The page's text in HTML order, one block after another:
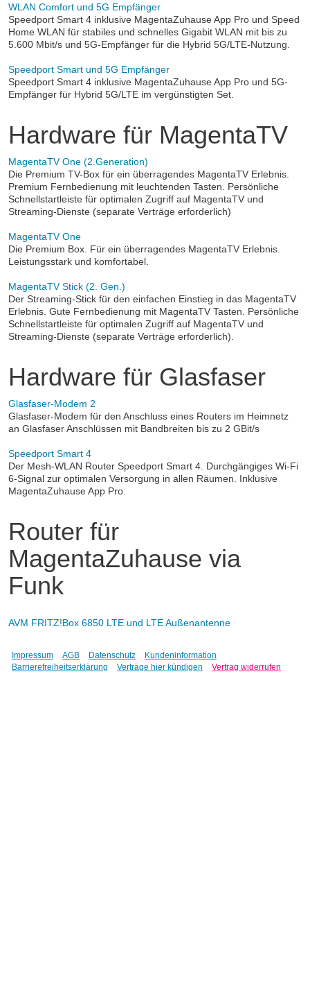
WLAN Comfort und 5G Empfänger
Speedport Smart 4 inklusive MagentaZuhause App Pro und Speed
Home WLAN für stabiles und schnelles Gigabit WLAN mit bis zu
5.600 Mbit/s und 5G-Empfänger für die Hybrid 5G/LTE-Nutzung.
Speedport Smart und 5G Empfänger
Speedport Smart 4 inklusive MagentaZuhause App Pro und 5G-
Empfänger für Hybrid 5G/LTE im vergünstigten Set.
Hardware für MagentaTV
MagentaTV One (2.Generation)
Die Premium TV-Box für ein überragendes MagentaTV Erlebnis.
Premium Fernbedienung mit leuchtenden Tasten. Persönliche
Schnellstartleiste für optimalen Zugriff auf MagentaTV und
Streaming-Dienste (separate Verträge erforderlich)
MagentaTV One
Die Premium Box. Für ein überragendes MagentaTV Erlebnis.
Leistungsstark und komfortabel.
MagentaTV Stick (2. Gen.)
Der Streaming-Stick für den einfachen Einstieg in das MagentaTV
Erlebnis. Gute Fernbedienung mit MagentaTV Tasten. Persönliche
Schnellstartleiste für optimalen Zugriff auf MagentaTV und
Streaming-Dienste (separate Verträge erforderlich).
Hardware für Glasfaser
Glasfaser-Modem 2
Glasfaser-Modem für den Anschluss eines Routers im Heimnetz
an Glasfaser Anschlüssen mit Bandbreiten bis zu 2 GBit/s
Speedport Smart 4
Der Mesh-WLAN Router Speedport Smart 4. Durchgängiges Wi-Fi
6-Signal zur optimalen Versorgung in allen Räumen. Inklusive
MagentaZuhause App Pro.
Router für
MagentaZuhause via
Funk
AVM FRITZ!Box 6850 LTE und LTE Außenantenne
Impressum AGB Datenschutz
Kundeninformation
Barrierefreiheitserklärung
Verträge hier kündigen Vertrag widerrufen